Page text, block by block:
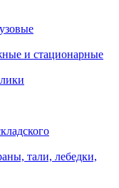
и стационарные
тали, лебедки,